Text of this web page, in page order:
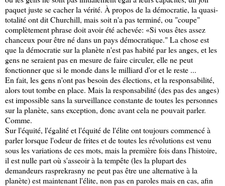
paquet juste se cacher la vérité. À propos de la démocratie, la quasi-
totalité ont dit Churchill, mais soit n'a pas terminé, ou "coupe"
complètement phrase doit avoir été achevée: «Si vous êtes assez
chanceux pour être né dans un pays démocratique." La chose est
que la démocratie sur la planète n'est pas habité par les anges, et les
gens ne seraient pas en mesure de faire circuler, elle ne peut
fonctionner que si le monde dans le milliard d'or et le reste ...
En fait, les gens n'ont pas besoin des élections, et la responsabilité,
alors tout tombe en place. Mais la responsabilité (des pas des anges)
est impossible sans la surveillance constante de toutes les personnes
sur la planète, sans exception, donc avant cela ne pouvait parler.
Comme.
Sur l'équité, l'égalité et l'équité de l'élite ont toujours commencé à
parler lorsque l'odeur de frites et de toutes les révolutions est venu
sous les variations de ces mots, mais la première fois dans l'histoire,
il est nulle part où s'asseoir à la tempête (les la plupart des
demandeurs rasprekrasny ne peut pas être une alternative à la
planète) est maintenant l'élite, non pas en paroles mais en cas, afin